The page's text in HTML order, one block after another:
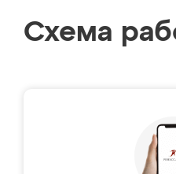
Схема